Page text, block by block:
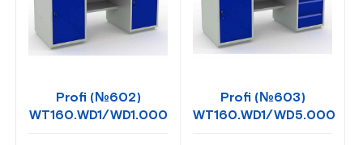
Profi (№602)
WT160.WD1/WD1.000
Profi (№603)
WT160.WD1/WD5.000